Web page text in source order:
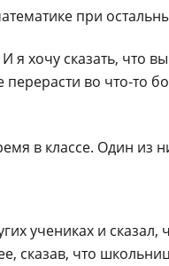
при
я хочу сказать, что
во что-то
в классе. Один из
учениках и сказал,
сказав, что